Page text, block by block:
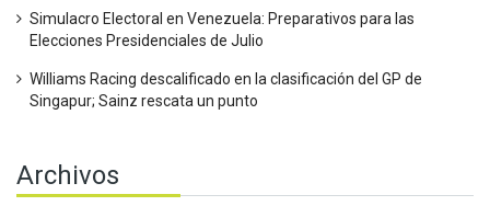
Simulacro Electoral en Venezuela: Preparativos para las
Elecciones Presidenciales de Julio
Williams Racing descalificado en la clasificación del GP de
Singapur; Sainz rescata un punto
Archivos